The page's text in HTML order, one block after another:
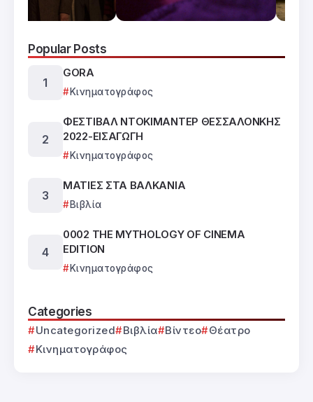
Popular Posts
GORA
Κινηματογράφος
ΦΕΣΤΙΒΑΛ ΝΤΟΚΙΜΑΝΤΕΡ ΘΕΣΣΑΛΟΝΚΗΣ
2022-ΕΙΣΑΓΩΓΗ
Κινηματογράφος
ΜΑΤΙΕΣ ΣΤΑ ΒΑΛΚΑΝΙΑ
Βιβλία
0002 THE MYTHOLOGY OF CINEMA
EDITION
Κινηματογράφος
Categories
Uncategorized Βιβλία Βίντεο
Θέατρο
Κινηματογράφος